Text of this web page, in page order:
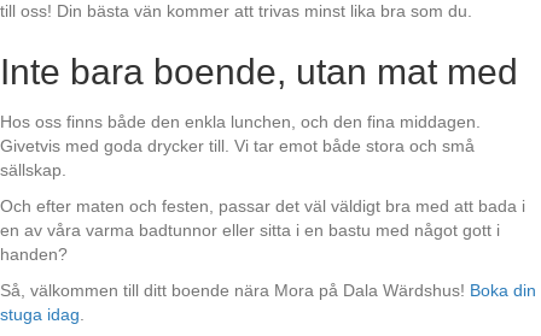
till oss! Din bästa vän kommer att trivas minst lika bra som du.
Inte bara boende, utan mat med
Hos oss finns både den enkla lunchen, och den fina middagen.
Givetvis med goda drycker till. Vi tar emot både stora och små
sällskap.
Och efter maten och festen, passar det väl väldigt bra med att bada i
en av våra varma badtunnor eller sitta i en bastu med något gott i
handen?
Så, välkommen till ditt boende nära Mora på Dala Wärdshus! Boka din
stuga idag.